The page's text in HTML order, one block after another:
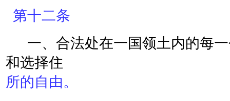
第十二条
一、合法处在一国领土内的每一
和选择住
所的自由。